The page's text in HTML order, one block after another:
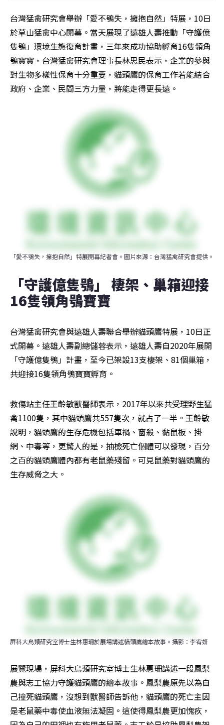
台灣猛禽研究會舉辦「愛不鴞失，擁抱自然」特展，10日
於草山猛禽中心開幕。當天展現了遠雄人壽推動「守護億
隻鴞」環境生態復育計畫，三年來成功協助孵育16隻領角
鴞寶寶，台灣猛禽研究會理事長林思民表示，企業的參與
對生物多樣性保育十分重要，貓頭鷹的保育工作若能結合
政府、企業、民間三方力量，將能走得更長遠。
「愛不鴞失，擁抱自然」特展開幕記者會。圖片來源：台灣猛禽研究會提供。
「守護億隻鴞」 棲架、巢箱迎接
16隻領角鴞寶寶
台灣猛禽研究會與遠雄人壽聯合舉辦貓頭鷹特展，10日正
式開幕。遠雄人壽副總儲蓉表示，遠雄人壽自2020年展開
「守護億隻鴞」計畫，至今已架設13支棲架、81個巢箱，
共迎接16隻領角鴞寶寶孵育。
救傷站主任王齡敏獸醫師表示，2017年以來共受理野生猛
禽1100隻，其中貓頭鷹共557隻次，就占了一半。王齡敏
說明，貓頭鷹的生存危機包括車禍、窗殺、黏鼠板、掛
網、中毒等，更驚人的是，抽檢死亡個體可以發現，百分
之百的貓頭鷹體內都有老鼠藥殘留。可見鼠藥對貓頭鷹的
生存威脅之大。
屏科大鳥類研究室博士生林惠珊於展場講述貓頭鷹繪本故事。攝影：李宥妍
展覽現場，屏科大鳥類研究室博士生林惠珊講述一段鳳梨
農與志工協力守護貓頭鷹的繪本故事。鳳梨農原先以為自
己撞死貓頭鷹，沒想到獸醫師告訴他，貓頭鷹的死亡主因
是老鼠藥中毒使血液無法凝固。這使得鳳梨農更加愧疚，